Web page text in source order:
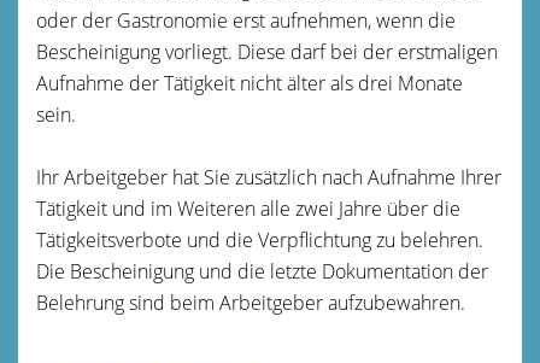
oder der Gastronomie erst aufnehmen, wenn die
Bescheinigung vorliegt. Diese darf bei der erstmaligen
Aufnahme der Tätigkeit nicht älter als drei Monate
sein.
Ihr Arbeitgeber hat Sie zusätzlich nach Aufnahme Ihrer
Tätigkeit und im Weiteren alle zwei Jahre über die
Tätigkeitsverbote und die Verpflichtung zu belehren.
Die Bescheinigung und die letzte Dokumentation der
Belehrung sind beim Arbeitgeber aufzubewahren.